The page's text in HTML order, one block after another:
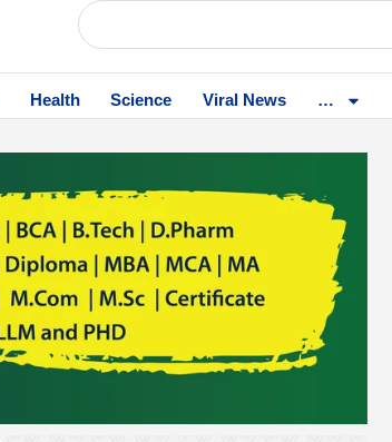
Health Science Viral News …